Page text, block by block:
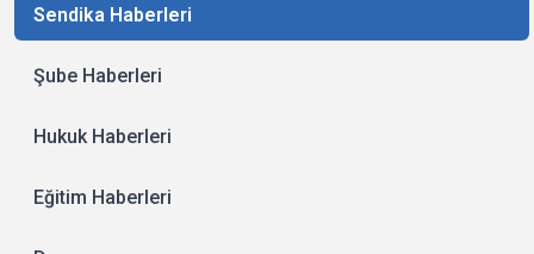
Sendika Haberleri
Şube Haberleri
Hukuk Haberleri
Eğitim Haberleri